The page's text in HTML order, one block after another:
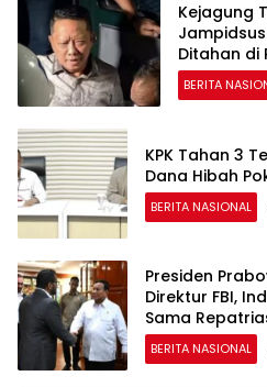
Kejagung
Jampidsus
Ditahan di
BERITA
KPK Tahan 3
Dana Hibah
BERITA NASIONAL
Presiden
Direktur FBI,
Sama
BERITA NASIONAL